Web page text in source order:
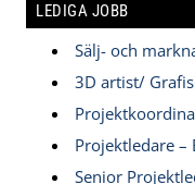
LEDIGA JOBB
Sälj- och
3D artist/
Projektledare –
Senior